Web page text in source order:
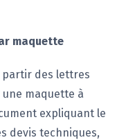
maquette
partir des lettres
maquette à
expliquant le
devis techniques,